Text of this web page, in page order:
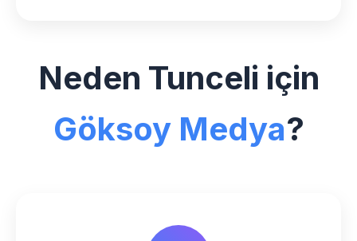
Neden Tunceli için
Göksoy Medya?